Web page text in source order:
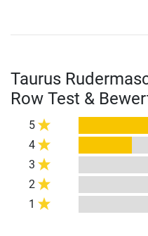
Taurus
Row Test &
5
4
3
2
1